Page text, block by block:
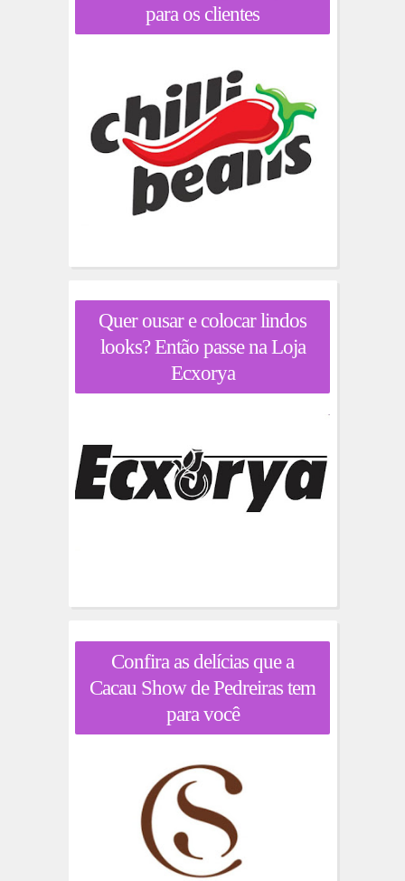
para os clientes
Quer ousar e colocar lindos
looks? Então passe na Loja
Ecxorya
Confira as delícias que a
Cacau Show de Pedreiras tem
para você